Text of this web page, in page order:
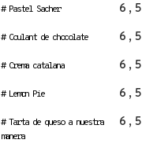
# Pastel Sacher
# Coulant de chocolate
# Crema catalana
# Lemon Pie
# Tarta de queso a nuestra
manera